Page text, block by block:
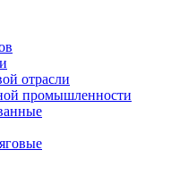
отрасли
промышленности